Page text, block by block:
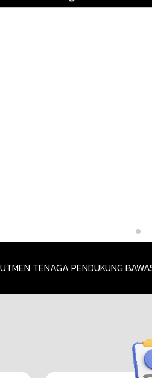
TENAGA PENDUKUNG